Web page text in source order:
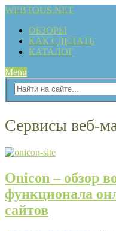
WEBTOUS.NET
ОБЗОРЫ
КАК СДЕЛАТЬ
КАТАЛОГ
Menu
Сервисы веб-
Onicon – обзор
функционала
сайтов